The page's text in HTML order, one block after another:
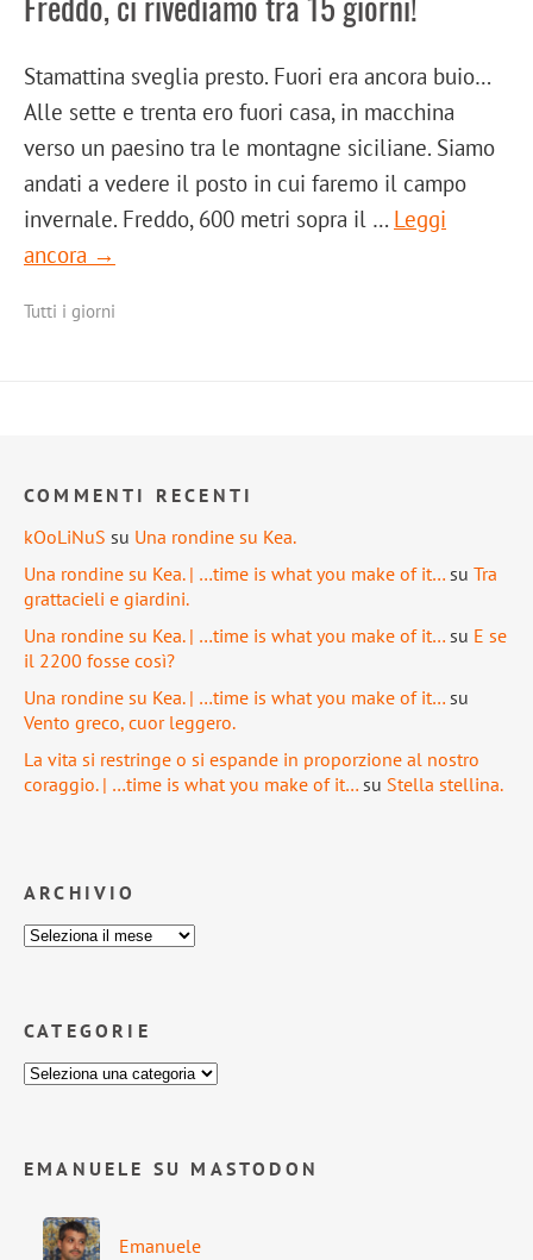
Stamattina sveglia presto. Fuori era ancora buio…
Alle sette e trenta ero fuori casa, in macchina
verso un paesino tra le montagne siciliane. Siamo
andati a vedere il posto in cui faremo il campo
invernale. Freddo, 600 metri sopra il … Leggi
ancora →
Tutti i giorni
COMMENTI RECENTI
kOoLiNuS su Una rondine su Kea.
Una rondine su Kea. | …time is what you make of it… su Tra
grattacieli e giardini.
Una rondine su Kea. | …time is what you make of it… su E se
il 2200 fosse così?
Una rondine su Kea. | …time is what you make of it… su
Vento greco, cuor leggero.
La vita si restringe o si espande in proporzione al nostro
coraggio. | …time is what you make of it… su Stella stellina.
ARCHIVIO
CATEGORIE
EMANUELE SU MASTODON
Emanuele